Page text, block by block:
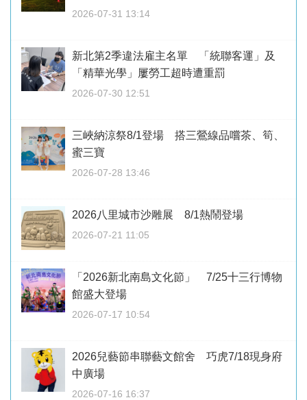
2026-07-31 13:14
新北第2季違法雇主名單 「統聯客運」及
「精華光學」屢勞工超時遭重罰
2026-07-30 12:51
三峽納涼祭8/1登場 搭三鶯線品嚐茶、筍、
蜜三寶
2026-07-28 13:46
2026八里城市沙雕展 8/1熱鬧登場
2026-07-21 11:05
「2026新北南島文化節」 7/25十三行博物
館盛大登場
2026-07-17 10:54
2026兒藝節串聯藝文館舍 巧虎7/18現身府
中廣場
2026-07-16 16:37